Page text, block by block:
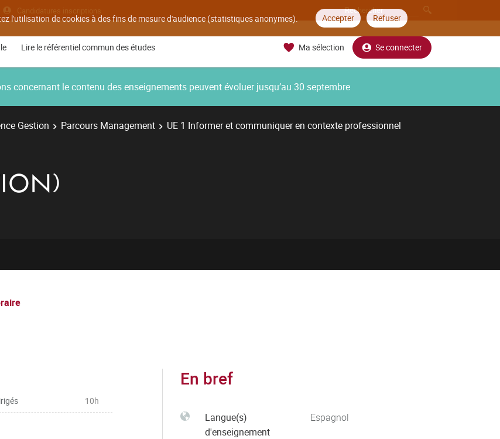
l'utilisation de cookies à des fins de mesure d'audience (statistiques anonymes). Accepter Refuser
Candidatures inscriptions
Lire le référentiel commun des études Ma sélection Se connecter
concernant le contenu des enseignements peuvent évoluer jusqu’au 30 septembre
Gestion Parcours Management
UE 1 Informer et communiquer en contexte professionnel
10h
En bref
Langue(s)
d'enseignement
Espagnol